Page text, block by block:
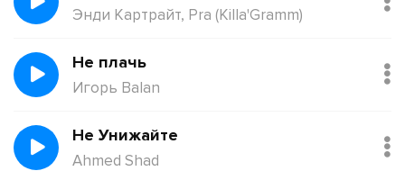
Энди Картрайт, Pra (Killa'Gramm)
Не плачь
Игорь Balan
Не Унижайте
Ahmed Shad